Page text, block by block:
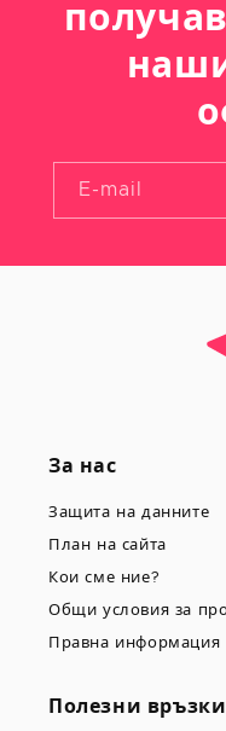
E-mail
За нас
Защита на данните
План на сайта
Кои сме ние?
Общи условия за
Правна информация
Полезни връзки